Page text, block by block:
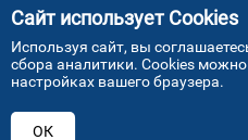
Карта
Сайт использует Cookies
Используя сайт, вы
сбора аналитики. Cookies
настройках вашего браузера.
ОК